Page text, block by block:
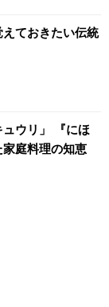
えておきたい伝統
ュウリ」 『にほ
庭料理の知恵